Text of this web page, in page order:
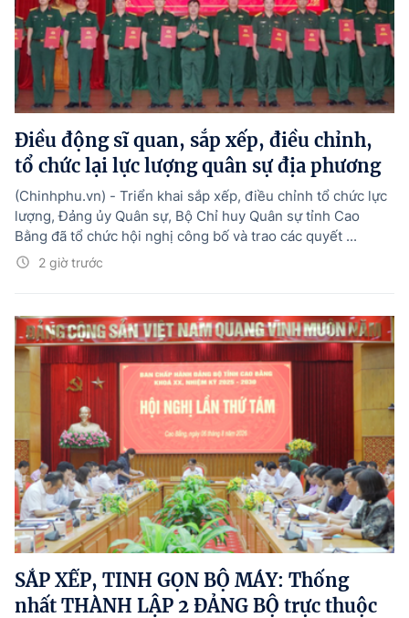
Điều động sĩ quan, sắp xếp, điều chỉnh,
tổ chức lại lực lượng quân sự địa phương
2 giờ trước
(Chinhphu.vn) - Triển khai sắp xếp, điều chỉnh tổ chức lực
lượng, Đảng ủy Quân sự, Bộ Chỉ huy Quân sự tỉnh Cao
Bằng đã tổ chức hội nghị công bố và trao các quyết ...
SẮP XẾP, TINH GỌN BỘ MÁY: Thống
nhất THÀNH LẬP 2 ĐẢNG BỘ trực thuộc